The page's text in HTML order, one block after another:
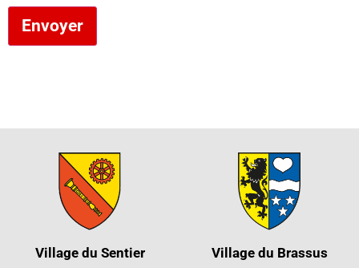
Envoyer
Village du Sentier Village du Brassus